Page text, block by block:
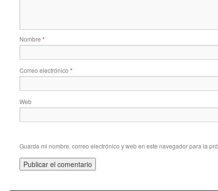
Nombre *
Correo electrónico *
Web
Guarda mi nombre, correo electrónico y web en este navegador para la